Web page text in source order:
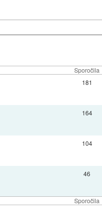
Sporočila
Sporočila
181
164
104
46